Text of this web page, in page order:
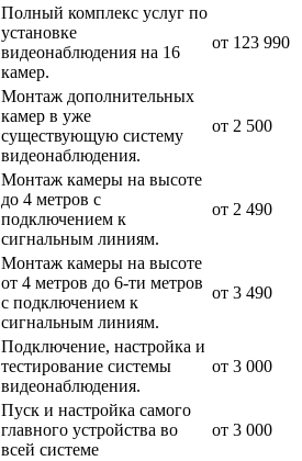
Полный комплекс услуг по
установке
видеонаблюдения на 16
камер.
от 123 990
Монтаж дополнительных
камер в уже
существующую систему
видеонаблюдения.
от 2 500
Монтаж камеры на высоте
до 4 метров с
подключением к
сигнальным линиям.
от 2 490
Монтаж камеры на высоте
от 4 метров до 6-ти метров
с подключением к
сигнальным линиям.
от 3 490
Подключение, настройка и
тестирование системы
видеонаблюдения.
от 3 000
Пуск и настройка самого
главного устройства во
всей системе
от 3 000